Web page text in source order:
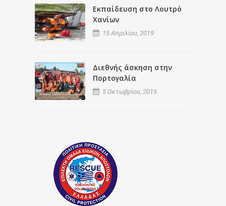
Εκπαίδευση στο Λουτρό
Χανίων
15 Απριλίου, 2019
Διεθνής άσκηση στην
Πορτογαλία
5 Οκτωβρίου, 2015